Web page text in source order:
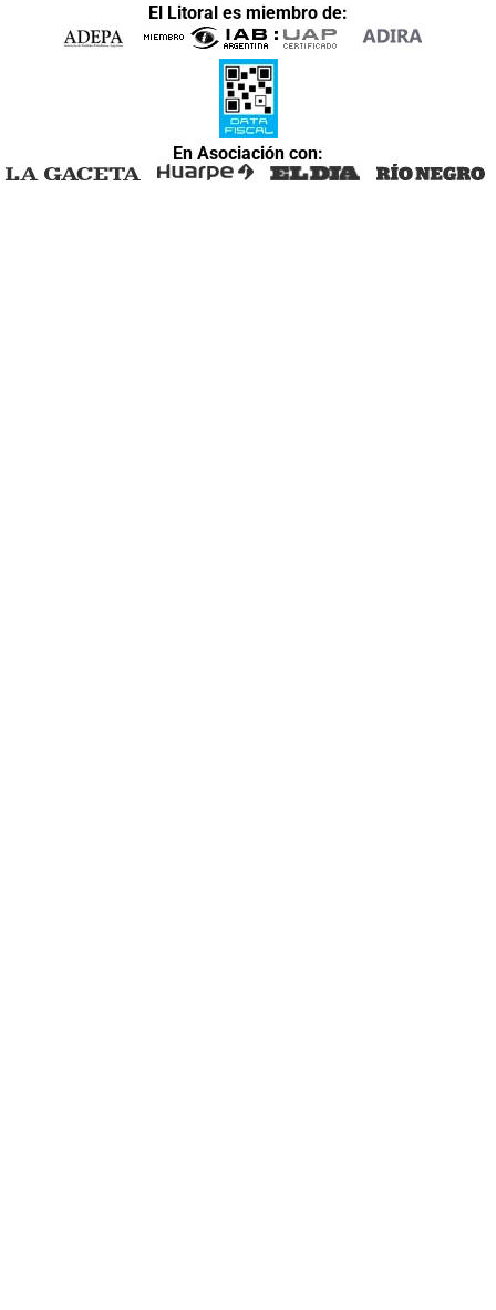
El Litoral es miembro de:
En Asociación con: